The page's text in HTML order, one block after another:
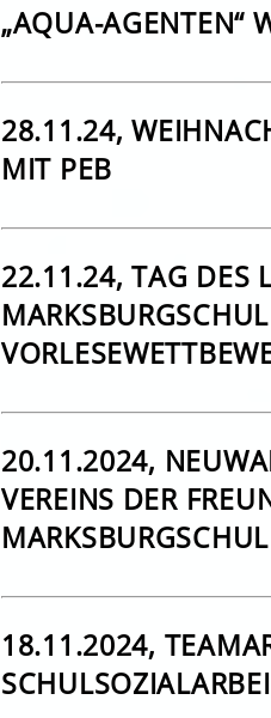
„AQUA-AGENTEN“
28.11.24,
MIT PEB
22.11.24, TAG DES
20.11.2024,
VEREINS DER
18.11.2024,